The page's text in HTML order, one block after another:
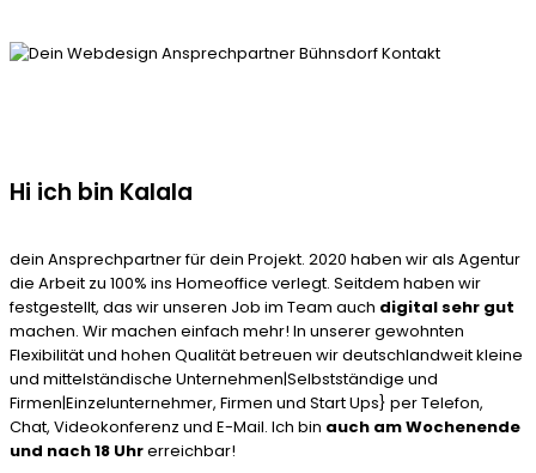
Hi ich bin Kalala
dein Ansprechpartner für dein Projekt. 2020 haben wir als Agentur
die Arbeit zu 100% ins Homeoffice verlegt. Seitdem haben wir
festgestellt, das wir unseren Job im Team auch digital sehr gut
machen. Wir machen einfach mehr! In unserer gewohnten
Flexibilität und hohen Qualität betreuen wir deutschlandweit kleine
und mittelständische Unternehmen|Selbstständige und
Firmen|Einzelunternehmer, Firmen und Start Ups} per Telefon,
Chat, Videokonferenz und E-Mail. Ich bin auch am Wochenende
und nach 18 Uhrerreichbar!